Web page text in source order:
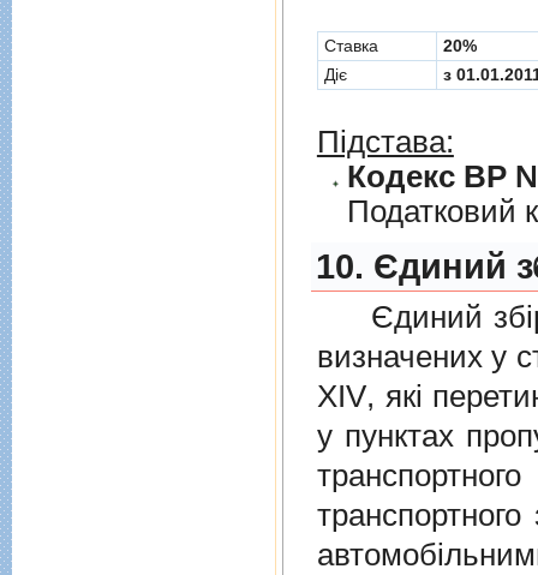
Cтавка
20%
Діє
з
Підстава:
Кодекс ВР №
Податковий
10. Єдиний
Єдиний збiр
визначених у
XIV, якi
у пунктах